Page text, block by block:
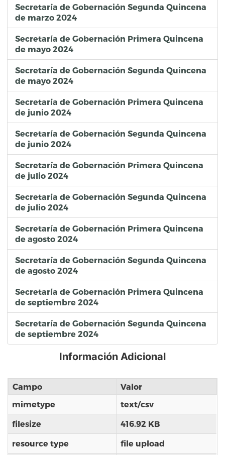
Secretaría de Gobernación Segunda Quincena
de marzo 2024
Secretaría de Gobernación Primera Quincena
de mayo 2024
Secretaría de Gobernación Segunda Quincena
de mayo 2024
Secretaría de Gobernación Primera Quincena
de junio 2024
Secretaría de Gobernación Segunda Quincena
de junio 2024
Secretaría de Gobernación Primera Quincena
de julio 2024
Secretaría de Gobernación Segunda Quincena
de julio 2024
Secretaría de Gobernación Primera Quincena
de agosto 2024
Secretaría de Gobernación Segunda Quincena
de agosto 2024
Secretaría de Gobernación Primera Quincena
de septiembre 2024
Secretaría de Gobernación Segunda Quincena
de septiembre 2024
Información Adicional
Campo
Valor
mimetype
text/csv
filesize 416.92 KB
resource type file upload